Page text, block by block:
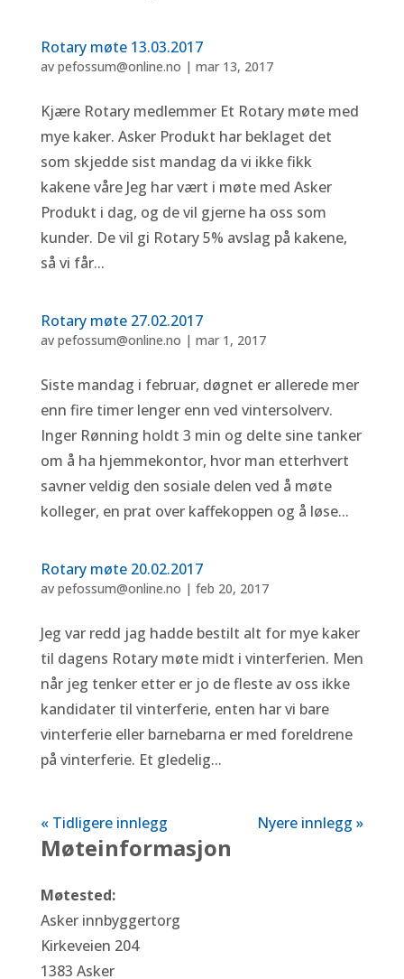
Rotary møte 13.03.2017
av pefossum@online.no | mar 13, 2017
Kjære Rotary medlemmer Et Rotary møte med
mye kaker. Asker Produkt har beklaget det
som skjedde sist mandag da vi ikke fikk
kakene våre Jeg har vært i møte med Asker
Produkt i dag, og de vil gjerne ha oss som
kunder. De vil gi Rotary 5% avslag på kakene,
så vi får...
Rotary møte 27.02.2017
av pefossum@online.no | mar 1, 2017
Siste mandag i februar, døgnet er allerede mer
enn fire timer lenger enn ved vintersolverv.
Inger Rønning holdt 3 min og delte sine tanker
om å ha hjemmekontor, hvor man etterhvert
savner veldig den sosiale delen ved å møte
kolleger, en prat over kaffekoppen og å løse...
Rotary møte 20.02.2017
av pefossum@online.no | feb 20, 2017
Jeg var redd jag hadde bestilt alt for mye kaker
til dagens Rotary møte midt i vinterferien. Men
når jeg tenker etter er jo de fleste av oss ikke
kandidater til vinterferie, enten har vi bare
vinterferie eller barnebarna er med foreldrene
på vinterferie. Et gledelig...
« Tidligere innlegg Nyere innlegg »
Møteinformasjon
Møtested:
Asker innbyggertorg
Kirkeveien 204
1383 Asker